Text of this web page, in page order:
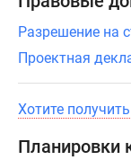
ландшафт
«Ходынского
поля».
продажи.
Разрешение на
Проектная
Хотите
Планировки